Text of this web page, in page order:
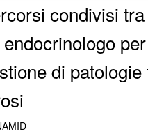
condivisi
di